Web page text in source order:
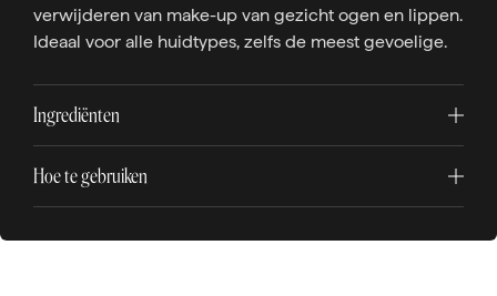
verwijderen van make-up van gezicht ogen en lippen.
Ideaal voor alle huidtypes, zelfs de meest gevoelige.
Ingrediënten
Hoe te gebruiken